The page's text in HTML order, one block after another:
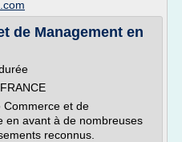
de Management en
Commerce et de
en avant à de nombreuses
reconnus.